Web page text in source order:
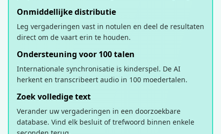
Onmiddellijke distributie
Leg vergaderingen vast in notulen en deel de resultaten
direct om de vaart erin te houden.
Ondersteuning voor 100 talen
Internationale synchronisatie is kinderspel. De AI
herkent en transcribeert audio in 100 moedertalen.
Zoek volledige text
Verander uw vergaderingen in een doorzoekbare
database. Vind elk besluit of trefwoord binnen enkele